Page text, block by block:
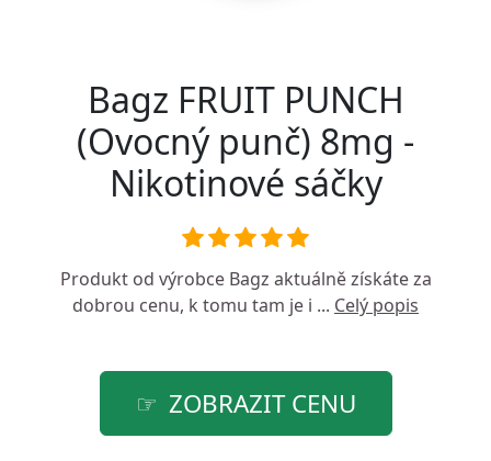
Bagz FRUIT PUNCH
(Ovocný punč) 8mg -
Nikotinové sáčky
Produkt od výrobce Bagz aktuálně získáte za
dobrou cenu, k tomu tam je i ... Celý popis
ZOBRAZIT CENU